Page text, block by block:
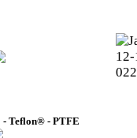
- Teflon® - PTFE